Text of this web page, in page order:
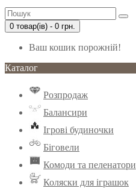
0 товар(ів) - 0 грн.
Ваш кошик порожній!
Каталог
Розпродаж
Балансири
Ігрові будиночки
Біговели
Комоди та пеленатори
Коляски для іграшок